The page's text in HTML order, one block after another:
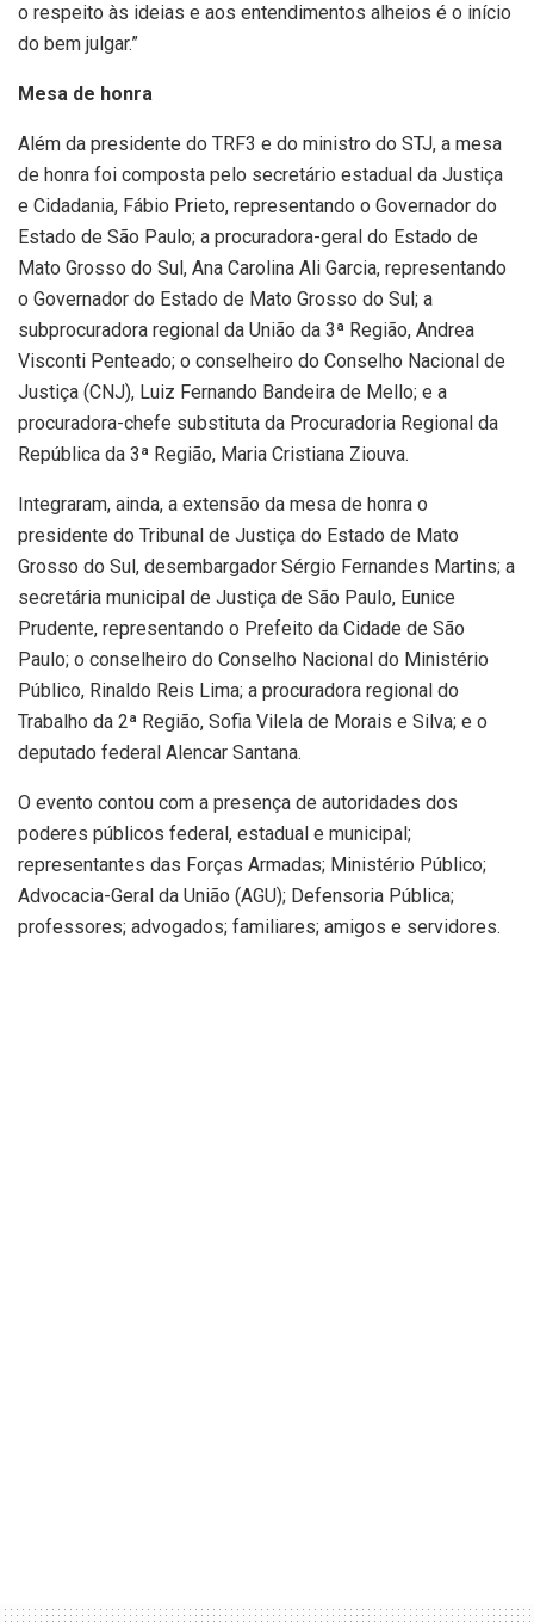
o respeito às ideias e aos entendimentos alheios é o início
do bem julgar.”
Mesa de honra
Além da presidente do TRF3 e do ministro do STJ, a mesa
de honra foi composta pelo secretário estadual da Justiça
e Cidadania, Fábio Prieto, representando o Governador do
Estado de São Paulo; a procuradora-geral do Estado de
Mato Grosso do Sul, Ana Carolina Ali Garcia, representando
o Governador do Estado de Mato Grosso do Sul; a
subprocuradora regional da União da 3ª Região, Andrea
Visconti Penteado; o conselheiro do Conselho Nacional de
Justiça (CNJ), Luiz Fernando Bandeira de Mello; e a
procuradora-chefe substituta da Procuradoria Regional da
República da 3ª Região, Maria Cristiana Ziouva.
Integraram, ainda, a extensão da mesa de honra o
presidente do Tribunal de Justiça do Estado de Mato
Grosso do Sul, desembargador Sérgio Fernandes Martins; a
secretária municipal de Justiça de São Paulo, Eunice
Prudente, representando o Prefeito da Cidade de São
Paulo; o conselheiro do Conselho Nacional do Ministério
Público, Rinaldo Reis Lima; a procuradora regional do
Trabalho da 2ª Região, Sofia Vilela de Morais e Silva; e o
deputado federal Alencar Santana.
O evento contou com a presença de autoridades dos
poderes públicos federal, estadual e municipal;
representantes das Forças Armadas; Ministério Público;
Advocacia-Geral da União (AGU); Defensoria Pública;
professores; advogados; familiares; amigos e servidores.